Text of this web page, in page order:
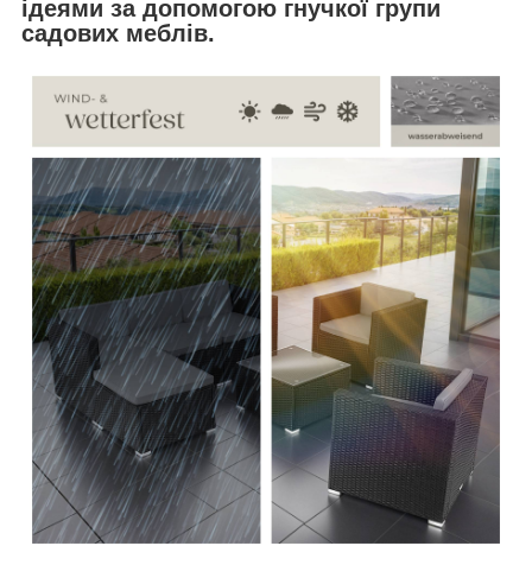
ідеями за допомогою гнучкої групи
садових меблів.